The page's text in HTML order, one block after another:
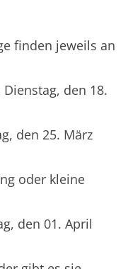
finden jeweils an
Dienstag, den 18.
den 25. März
oder kleine
den 01. April